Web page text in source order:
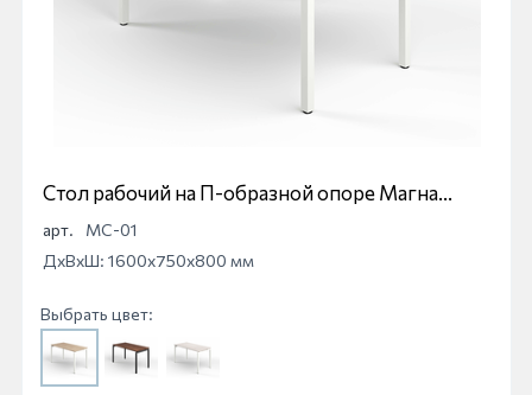
Стол рабочий на П-образной опоре Магна
МС-01
арт.
МС-01
ДхВхШ: 1600x750x800 мм
Выбрать цвет: